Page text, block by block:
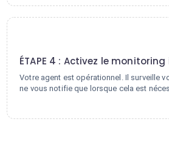
ÉTAPE 4 : Activez le
Votre agent est opérationnel. Il surveille
ne vous notifie que lorsque cela est